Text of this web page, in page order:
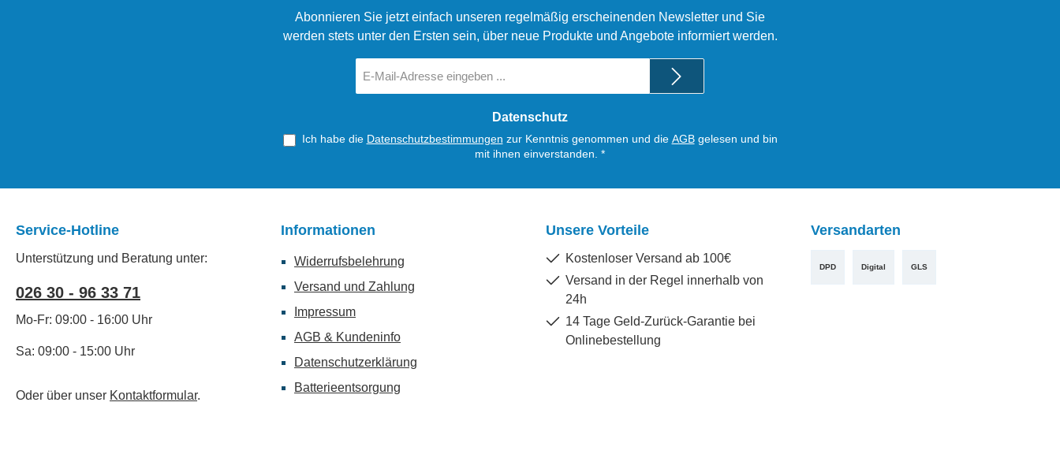
Abonnieren Sie jetzt einfach unseren regelmäßig erscheinenden Newsletter und Sie
werden stets unter den Ersten sein, über neue Produkte und Angebote informiert werden.
Mail-
Datenschutz
Ich habe die Datenschutzbestimmungen zur Kenntnis genommen und die AGBgelesen und bin
mit ihnen einverstanden. *
Service-Hotline
Unterstützung und Beratung unter:
026 30 - 96 33 71
Mo-Fr: 09:00 - 16:00 Uhr
Sa: 09:00 - 15:00 Uhr
Oder über unser Kontaktformular.
Informationen
Widerrufsbelehrung
Versand und Zahlung
Impressum
AGB & Kundeninfo
Datenschutzerklärung
Batterieentsorgung
Unsere Vorteile
Kostenloser Versand ab 100€
Versand in der Regel innerhalb von
24h
14 Tage Geld-Zurück-Garantie bei
Onlinebestellung
Versandarten
DPD Digital GLS